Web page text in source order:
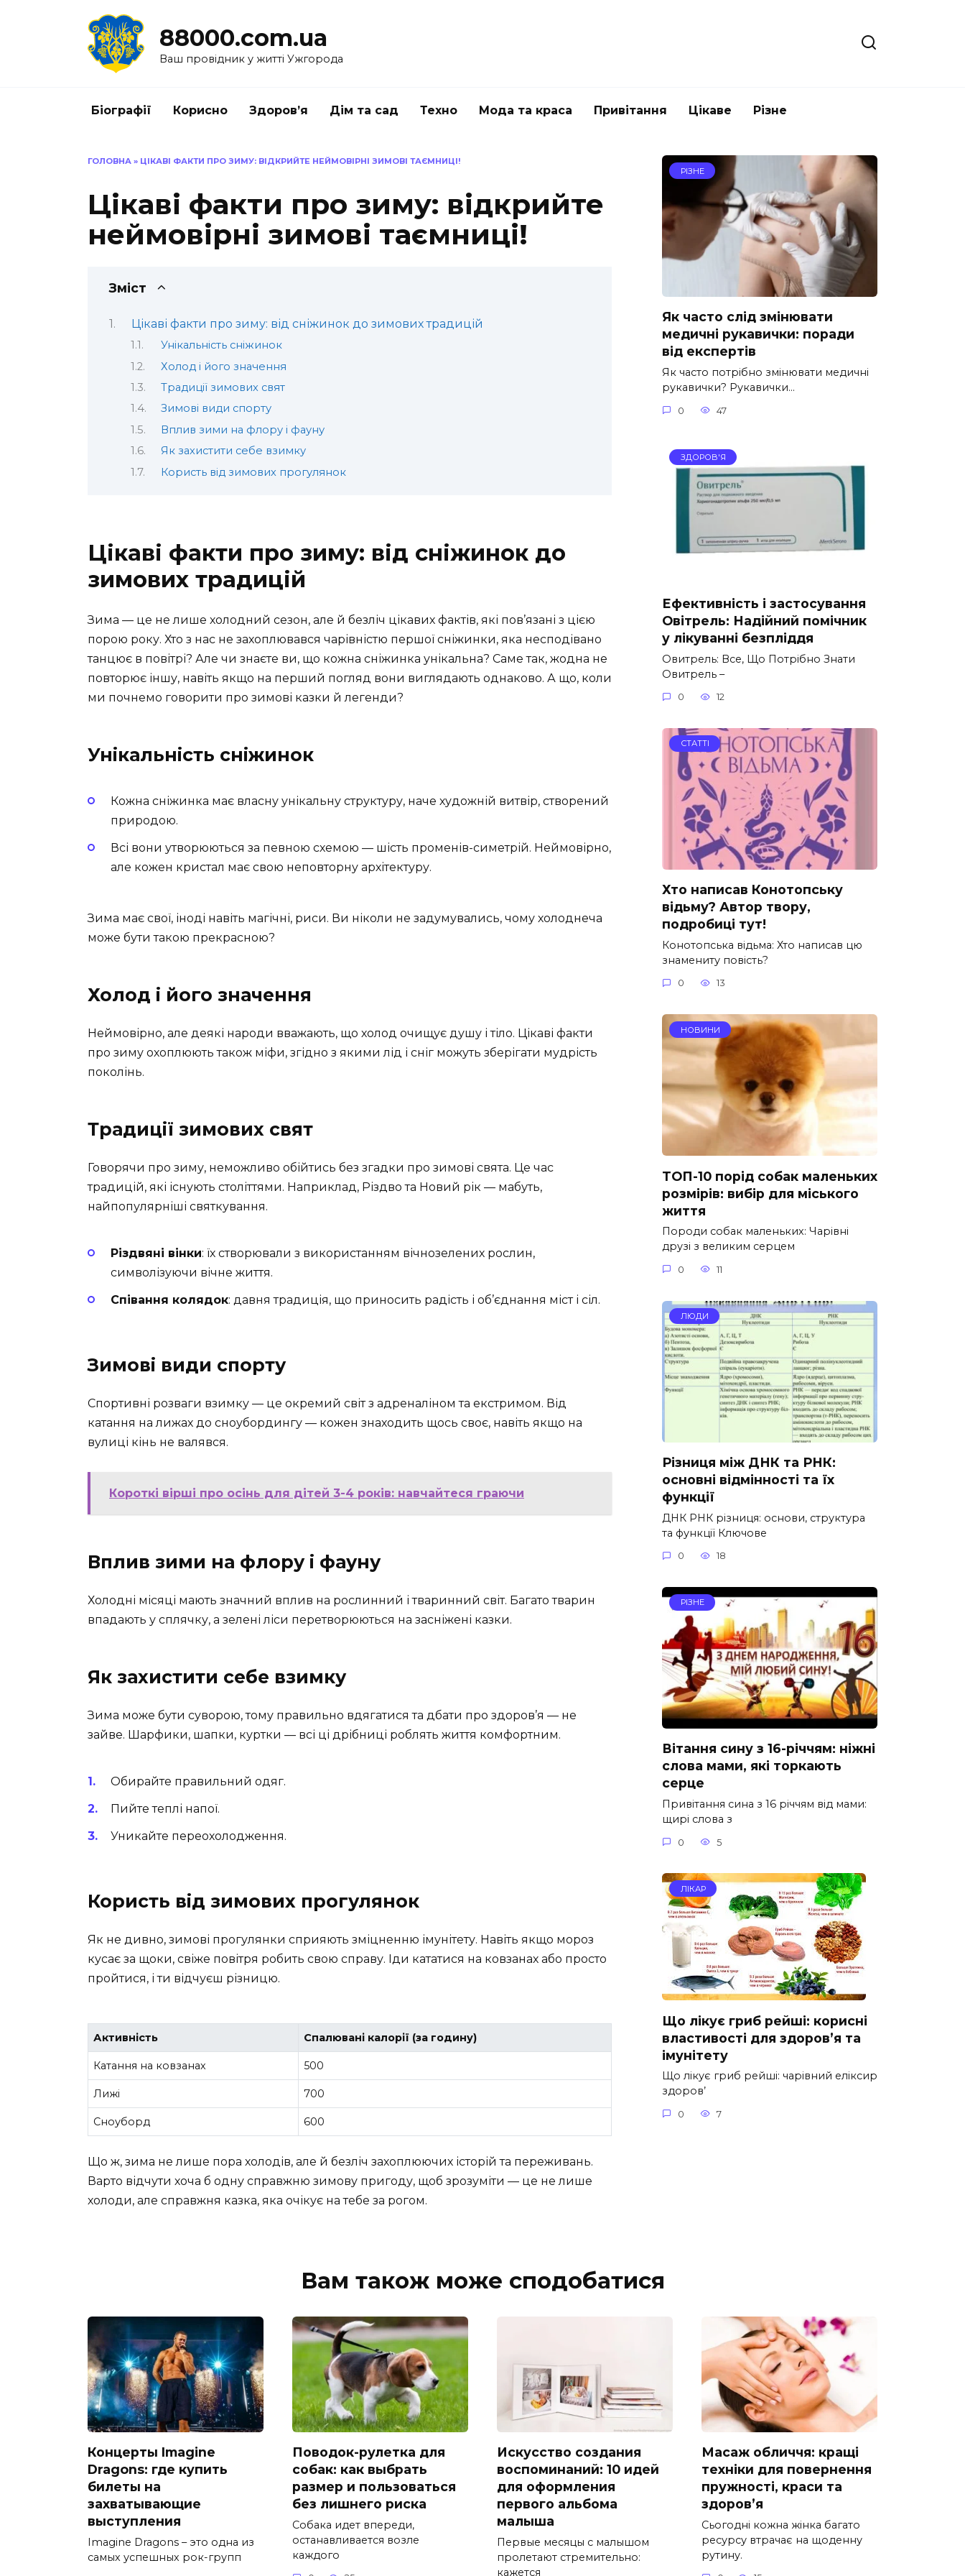
88000.com.ua
Ваш провідник у житті Ужгорода
Біографії Корисно Здоров’я Дім та сад Техно Мода та краса Привітання Цікаве Різне
ГОЛОВНА » ЦІКАВІ ФАКТИ ПРО ЗИМУ: ВІДКРИЙТЕ НЕЙМОВІРНІ ЗИМОВІ ТАЄМНИЦІ!
Цікаві факти про зиму: відкрийте
неймовірні зимові таємниці!
Зміст
Цікаві факти про зиму: від сніжинок до зимових традицій
Унікальність сніжинок
Холод і його значення
Традиції зимових свят
Зимові види спорту
Вплив зими на флору і фауну
Як захистити себе взимку
Користь від зимових прогулянок
Цікаві факти про зиму: від сніжинок до
зимових традицій
Зима — це не лише холодний сезон, але й безліч цікавих фактів, які пов’язані з цією
порою року. Хто з нас не захоплювався чарівністю першої сніжинки, яка несподівано
танцює в повітрі? Але чи знаєте ви, що кожна сніжинка унікальна? Саме так, жодна не
повторює іншу, навіть якщо на перший погляд вони виглядають однаково. А що, коли
ми почнемо говорити про зимові казки й легенди?
Унікальність сніжинок
Кожна сніжинка має власну унікальну структуру, наче художній витвір, створений
природою.
Всі вони утворюються за певною схемою — шість променів-симетрій. Неймовірно,
але кожен кристал має свою неповторну архітектуру.
Зима має свої, іноді навіть магічні, риси. Ви ніколи не задумувались, чому холоднеча
може бути такою прекрасною?
Холод і його значення
Неймовірно, але деякі народи вважають, що холод очищує душу і тіло. Цікаві факти
про зиму охоплюють також міфи, згідно з якими лід і сніг можуть зберігати мудрість
поколінь.
Традиції зимових свят
Говорячи про зиму, неможливо обійтись без згадки про зимові свята. Це час
традицій, які існують століттями. Наприклад, Різдво та Новий рік — мабуть,
найпопулярніші святкування.
Різдвяні вінки: їх створювали з використанням вічнозелених рослин,
символізуючи вічне життя.
Співання колядок: давня традиція, що приносить радість і об’єднання міст і сіл.
Зимові види спорту
Спортивні розваги взимку — це окремий світ з адреналіном та екстримом. Від
катання на лижах до сноубордингу — кожен знаходить щось своє, навіть якщо на
вулиці кінь не валявся.
Короткі вірші про осінь для дітей 3-4 років: навчайтеся граючи
Вплив зими на флору і фауну
Холодні місяці мають значний вплив на рослинний і тваринний світ. Багато тварин
впадають у сплячку, а зелені ліси перетворюються на засніжені казки.
Як захистити себе взимку
Зима може бути суворою, тому правильно вдягатися та дбати про здоров’я — не
зайве. Шарфики, шапки, куртки — всі ці дрібниці роблять життя комфортним.
Обирайте правильний одяг.
Пийте теплі напої.
Уникайте переохолодження.
Користь від зимових прогулянок
Як не дивно, зимові прогулянки сприяють зміцненню імунітету. Навіть якщо мороз
кусає за щоки, свіже повітря робить свою справу. Іди кататися на ковзанах або просто
пройтися, і ти відчуєш різницю.
Активність Спалювані калорії (за годину)
Катання на ковзанах 500
Лижі 700
Сноуборд 600
Що ж, зима не лише пора холодів, але й безліч захоплюючих історій та переживань.
Варто відчути хоча б одну справжню зимову пригоду, щоб зрозуміти — це не лише
холоди, але справжня казка, яка очікує на тебе за рогом.
РІЗНЕ
Як часто слід змінювати
медичні рукавички: поради
від експертів
Як часто потрібно змінювати медичні
рукавички? Рукавички…
0 47
ЗДОРОВ'Я
Ефективність і застосування
Овітрель: Надійний помічник
у лікуванні безпліддя
Овитрель: Все, Що Потрібно Знати
Овитрель –
0 12
СТАТТІ
Хто написав Конотопську
відьму? Автор твору,
подробиці тут!
Конотопська відьма: Хто написав цю
знамениту повість?
0 13
НОВИНИ
ТОП-10 порід собак маленьких
розмірів: вибір для міського
життя
Породи собак маленьких: Чарівні
друзі з великим серцем
0 11
ЛЮДИ
Різниця між ДНК та РНК:
основні відмінності та їх
функції
ДНК РНК різниця: основи, структура
та функції Ключове
0 18
РІЗНЕ
Вітання сину з 16-річчям: ніжні
слова мами, які торкають
серце
Привітання сина з 16 річчям від мами:
щирі слова з
0 5
ЛІКАР
Що лікує гриб рейші: корисні
властивості для здоров’я та
імунітету
Що лікує гриб рейші: чарівний еліксир
здоров’
0 7
Вам також може сподобатися
Концерты Imagine
Dragons: где купить
билеты на
захватывающие
выступления
Imagine Dragons – это одна из
самых успешных рок-групп
Поводок-рулетка для
собак: как выбрать
размер и пользоваться
без лишнего риска
Собака идет впереди,
останавливается возле
каждого
Искусство создания
воспоминаний: 10 идей
для оформления
первого альбома
малыша
Первые месяцы с малышом
пролетают стремительно:
кажется
Масаж обличчя: кращі
техніки для повернення
пружності, краси та
здоров’я
Сьогодні кожна жінка багато
ресурсу втрачає на щоденну
рутину.